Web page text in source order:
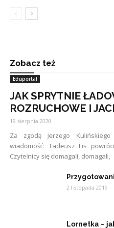
Zobacz też
Eduportal
JAK SPRYTNIE
ROZRUCHOWE I
19 sierpnia 2020
Za zgodą Jerzego Kulińskiego
wiadomość: Tadeusz Lis
Czytelnicy się domagali, domagali,
2 listopada 2019
Lornetka –